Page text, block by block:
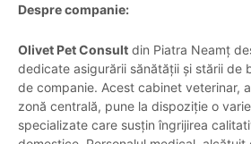
Despre companie:
Olivet Pet Consult din Piatra Neamț
dedicate asigurării sănătății și stării de
de companie. Acest cabinet veterinar,
zonă centrală, pune la dispoziție o
specializate care susțin îngrijirea